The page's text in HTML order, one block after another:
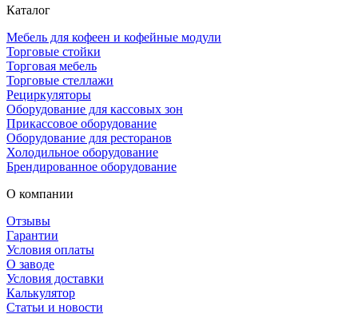
Каталог
Мебель для кофеен и кофейные модули
Торговые стойки
Торговая мебель
Торговые стеллажи
Рециркуляторы
Оборудование для кассовых зон
Прикассовое оборудование
Оборудование для ресторанов
Холодильное оборудование
Брендированное оборудование
О компании
Отзывы
Гарантии
Условия оплаты
О заводе
Условия доставки
Калькулятор
Статьи и новости